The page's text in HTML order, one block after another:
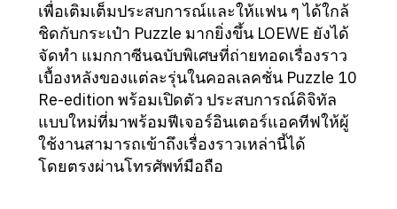
เพื่อเติมเต็มประสบการณ์และให้แฟน ๆ ได้ใกล้
ชิดกับกระเป๋า Puzzle มากยิ่งขึ้น LOEWE ยังได้
จัดทำ แมกกาซีนฉบับพิเศษที่ถ่ายทอดเรื่องราว
เบื้องหลังของแต่ละรุ่นในคอลเลคชั่น Puzzle 10
Re-edition พร้อมเปิดตัว ประสบการณ์ดิจิทัล
แบบใหม่ที่มาพร้อมฟีเจอร์อินเตอร์แอคทีฟให้ผู้
ใช้งานสามารถเข้าถึงเรื่องราวเหล่านี้ได้
โดยตรงผ่านโทรศัพท์มือถือ